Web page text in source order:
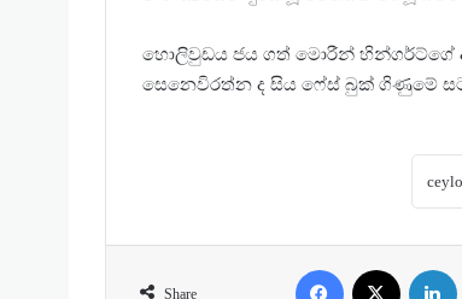
හොලිවුඩය ජය ගත් මොරීන් හින්ගර්ට්ගේ
සෙනෙවිරත්න ද සිය ෆේස් බුක් ගිණුමේ
Share